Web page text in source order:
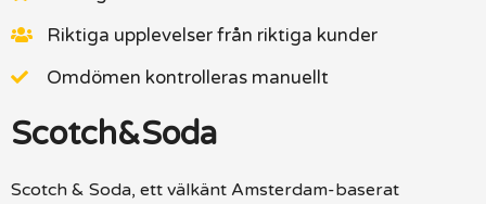
Riktiga upplevelser från riktiga kunder
Omdömen kontrolleras manuellt
Scotch&Soda
Scotch & Soda, ett välkänt Amsterdam-baserat